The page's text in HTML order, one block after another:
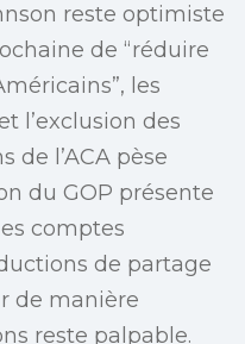
reste optimiste
de “réduire
les
l’exclusion des
de l’ACA pèse
du GOP présente
comptes
de partage
de manière
reste palpable.